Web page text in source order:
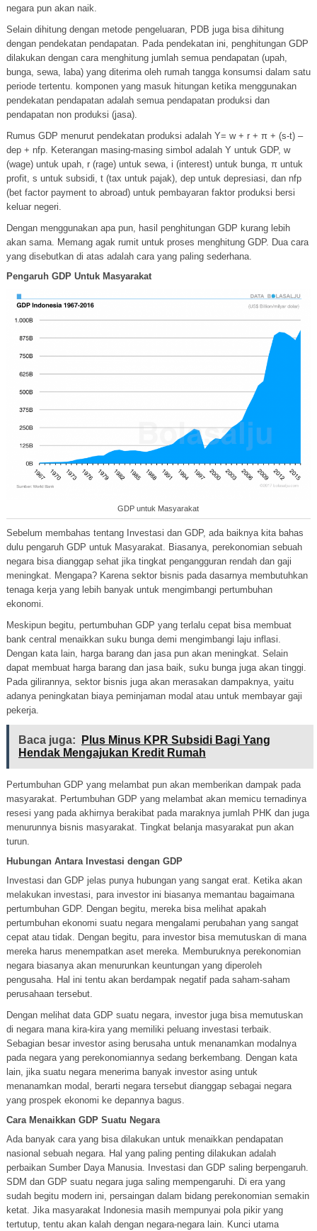
negara pun akan naik.
Selain dihitung dengan metode pengeluaran, PDB juga bisa dihitung
dengan pendekatan pendapatan. Pada pendekatan ini, penghitungan GDP
dilakukan dengan cara menghitung jumlah semua pendapatan (upah,
bunga, sewa, laba) yang diterima oleh rumah tangga konsumsi dalam satu
periode tertentu. komponen yang masuk hitungan ketika menggunakan
pendekatan pendapatan adalah semua pendapatan produksi dan
pendapatan non produksi (jasa).
Rumus GDP menurut pendekatan produksi adalah Y= w + r + π + (s-t) –
dep + nfp. Keterangan masing-masing simbol adalah Y untuk GDP, w
(wage) untuk upah, r (rage) untuk sewa, i (interest) untuk bunga, π untuk
profit, s untuk subsidi, t (tax untuk pajak), dep untuk depresiasi, dan nfp
(bet factor payment to abroad) untuk pembayaran faktor produksi bersi
keluar negeri.
Dengan menggunakan apa pun, hasil penghitungan GDP kurang lebih
akan sama. Memang agak rumit untuk proses menghitung GDP. Dua cara
yang disebutkan di atas adalah cara yang paling sederhana.
Pengaruh GDP Untuk Masyarakat
GDP untuk Masyarakat
Sebelum membahas tentang Investasi dan GDP, ada baiknya kita bahas
dulu pengaruh GDP untuk Masyarakat. Biasanya, perekonomian sebuah
negara bisa dianggap sehat jika tingkat pengangguran rendah dan gaji
meningkat. Mengapa? Karena sektor bisnis pada dasarnya membutuhkan
tenaga kerja yang lebih banyak untuk mengimbangi pertumbuhan
ekonomi.
Meskipun begitu, pertumbuhan GDP yang terlalu cepat bisa membuat
bank central menaikkan suku bunga demi mengimbangi laju inflasi.
Dengan kata lain, harga barang dan jasa pun akan meningkat. Selain
dapat membuat harga barang dan jasa baik, suku bunga juga akan tinggi.
Pada gilirannya, sektor bisnis juga akan merasakan dampaknya, yaitu
adanya peningkatan biaya peminjaman modal atau untuk membayar gaji
pekerja.
Baca juga:
Plus Minus KPR Subsidi Bagi Yang
Hendak Mengajukan Kredit Rumah
Pertumbuhan GDP yang melambat pun akan memberikan dampak pada
masyarakat. Pertumbuhan GDP yang melambat akan memicu ternadinya
resesi yang pada akhirnya berakibat pada maraknya jumlah PHK dan juga
menurunnya bisnis masyarakat. Tingkat belanja masyarakat pun akan
turun.
Hubungan Antara Investasi dengan GDP
Investasi dan GDP jelas punya hubungan yang sangat erat. Ketika akan
melakukan investasi, para investor ini biasanya memantau bagaimana
pertumbuhan GDP. Dengan begitu, mereka bisa melihat apakah
pertumbuhan ekonomi suatu negara mengalami perubahan yang sangat
cepat atau tidak. Dengan begitu, para investor bisa memutuskan di mana
mereka harus menempatkan aset mereka. Memburuknya perekonomian
negara biasanya akan menurunkan keuntungan yang diperoleh
pengusaha. Hal ini tentu akan berdampak negatif pada saham-saham
perusahaan tersebut.
Dengan melihat data GDP suatu negara, investor juga bisa memutuskan
di negara mana kira-kira yang memiliki peluang investasi terbaik.
Sebagian besar investor asing berusaha untuk menanamkan modalnya
pada negara yang perekonomiannya sedang berkembang. Dengan kata
lain, jika suatu negara menerima banyak investor asing untuk
menanamkan modal, berarti negara tersebut dianggap sebagai negara
yang prospek ekonomi ke depannya bagus.
Cara Menaikkan GDP Suatu Negara
Ada banyak cara yang bisa dilakukan untuk menaikkan pendapatan
nasional sebuah negara. Hal yang paling penting dilakukan adalah
perbaikan Sumber Daya Manusia. Investasi dan GDP saling berpengaruh.
SDM dan GDP suatu negara juga saling mempengaruhi. Di era yang
sudah begitu modern ini, persaingan dalam bidang perekonomian semakin
ketat. Jika masyarakat Indonesia masih mempunyai pola pikir yang
tertutup, tentu akan kalah dengan negara-negara lain. Kunci utama